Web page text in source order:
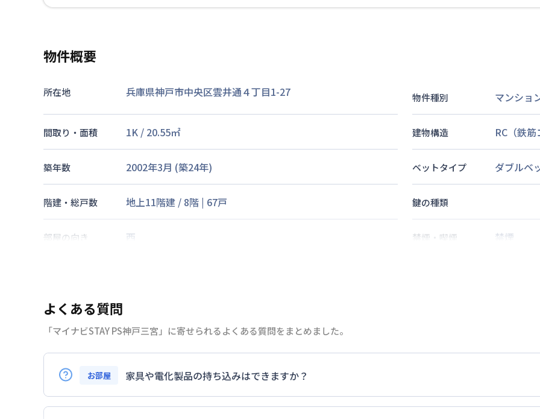
物件概要
所在地 兵庫県神戸市中央区雲井通４丁目1-27 物件種別 マンショ
間取り・面積 1K / 20.55㎡ 建物構造 RC（鉄
築年数 2002年3月 (築24年) ベットタイプ ダブルベ
階建・総戸数 地上11階建 / 8階 | 67戸 鍵の種類
部屋の向き 西 禁煙・喫煙 禁煙
駐車場 なし
情報更新日 2026年7月24日
よくある質問
「マイナビSTAY PS神戸三宮」に寄せられるよくある質問をまとめました。
お部屋
家具や電化製品の持ち込みはできますか？
お持ち込みいただけます。